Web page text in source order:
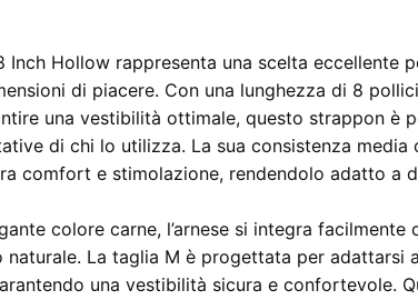
Inch Hollow rappresenta una scelta eccellente
di piacere. Con una lunghezza di 8
una vestibilità ottimale, questo strappon è
di chi lo utilizza. La sua consistenza media
comfort e stimolazione, rendendolo adatto a
colore carne, l’arnese si integra facilmente
La taglia M è progettata per adattarsi
una vestibilità sicura e confortevole.